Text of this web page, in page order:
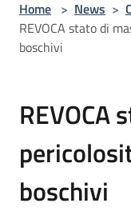
Home > News >
REVOCA stato di
boschivi
REVOCA
boschivi